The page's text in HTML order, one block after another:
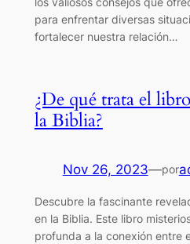
para enfrentar diversas
fortalecer nuestra relación…
¿De qué trata el
la Biblia?
Nov 26, 2023—por
Descubre la fascinante
en la Biblia. Este libro
profunda a la conexión entre